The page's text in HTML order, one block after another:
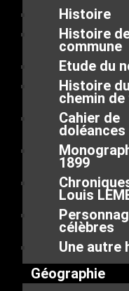
Histoire
Histoire
commune
Etude du
Histoire du
chemin
Cahier de
doléances
1899
Louis
célèbres
Une autre
Géographie